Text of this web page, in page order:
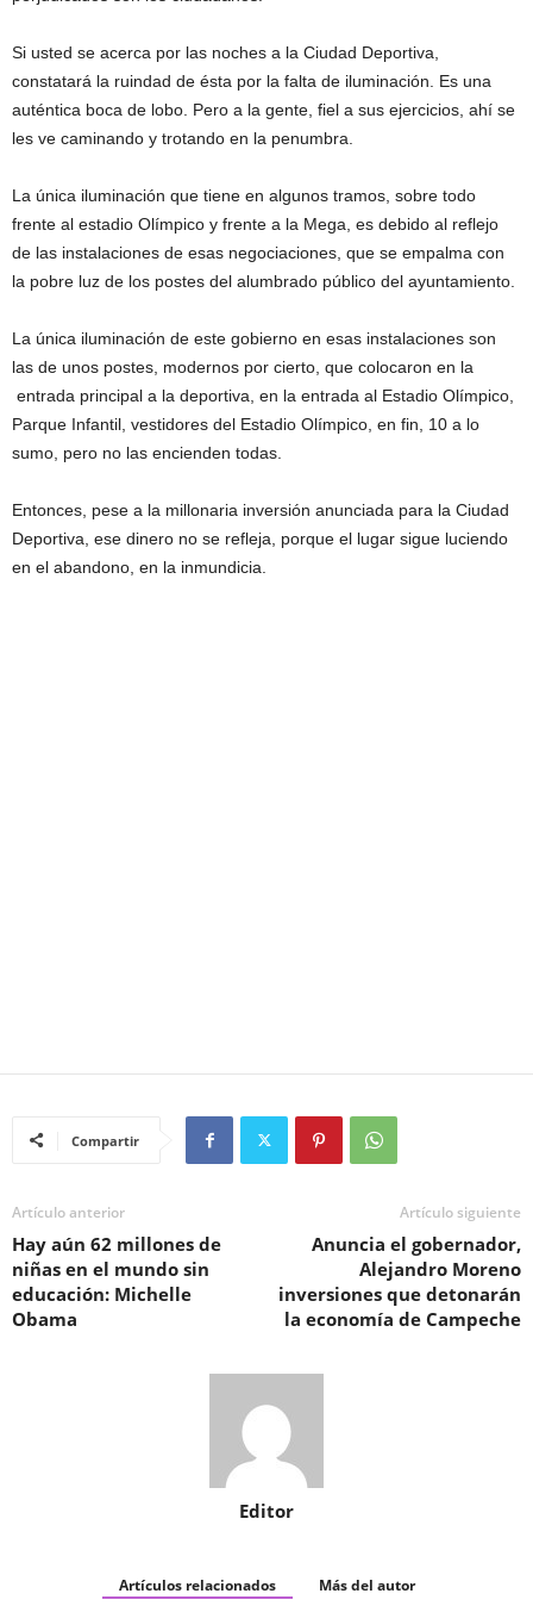
Si usted se acerca por las noches a la Ciudad Deportiva,
constatará la ruindad de ésta por la falta de iluminación. Es una
auténtica boca de lobo. Pero a la gente, fiel a sus ejercicios, ahí se
les ve caminando y trotando en la penumbra.
La única iluminación que tiene en algunos tramos, sobre todo
frente al estadio Olímpico y frente a la Mega, es debido al reflejo
de las instalaciones de esas negociaciones, que se empalma con
la pobre luz de los postes del alumbrado público del ayuntamiento.
La única iluminación de este gobierno en esas instalaciones son
las de unos postes, modernos por cierto, que colocaron en la
entrada principal a la deportiva, en la entrada al Estadio Olímpico,
Parque Infantil, vestidores del Estadio Olímpico, en fin, 10 a lo
sumo, pero no las encienden todas.
Entonces, pese a la millonaria inversión anunciada para la Ciudad
Deportiva, ese dinero no se refleja, porque el lugar sigue luciendo
en el abandono, en la inmundicia.
Compartir
Artículo anterior
Hay aún 62 millones de
niñas en el mundo sin
educación: Michelle
Obama
Artículo siguiente
Anuncia el gobernador,
Alejandro Moreno
inversiones que detonarán
la economía de Campeche
Editor
Artículos relacionados Más del autor